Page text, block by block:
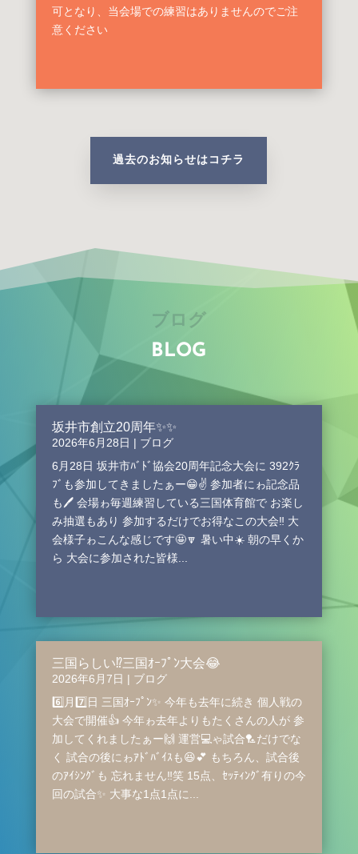
可となり、当会場での練習はありませんのでご注
意ください
過去のお知らせはコチラ
ブログ
BLOG
坂井市創立20周年✨✨
2026年6月28日 | ブログ
6月28日 坂井市ﾊﾞﾄﾞ協会20周年記念大会に 392ｸﾗ
ﾌﾞも参加してきましたぁー😁✌️ 参加者にゎ記念品
も🖊️ 会場ゎ毎週練習している三国体育館で お楽し
み抽選もあり 参加するだけでお得なこの大会‼️ 大
会様子ゎこんな感じです🤩🔽 暑い中☀️ 朝の早くか
ら 大会に参加された皆様...
三国らしい⁉️三国ｵｰﾌﾟﾝ大会😂
2026年6月7日 | ブログ
6️⃣月7️⃣日 三国ｵｰﾌﾟﾝ✨ 今年も去年に続き 個人戦の
大会で開催👍 今年ゎ去年よりもたくさんの人が 参
加してくれましたぁー🙌 運営💻️ゃ試合🏸だけでな
く 試合の後にゎｱﾄﾞﾊﾞｲｽも😆💕 もちろん、試合後
のｱｲｼﾝｸﾞも 忘れません‼️笑 15点、ｾｯﾃｨﾝｸﾞ有りの今
回の試合✨ 大事な1点1点に...